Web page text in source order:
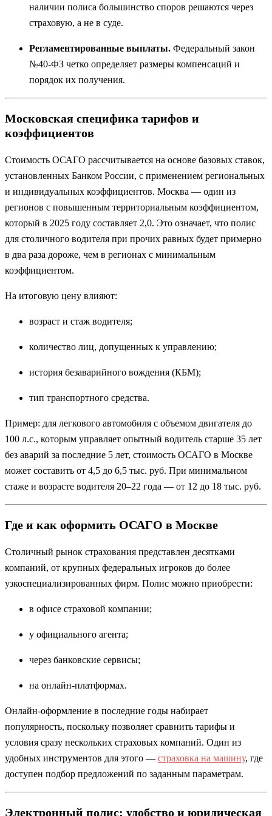
наличии полиса большинство споров решаются через
страховую, а не в суде.
Регламентированные выплаты. Федеральный закон
№40-ФЗ четко определяет размеры компенсаций и
порядок их получения.
Московская специфика тарифов и
коэффициентов
Стоимость ОСАГО рассчитывается на основе базовых ставок,
установленных Банком России, с применением региональных
и индивидуальных коэффициентов. Москва — один из
регионов с повышенным территориальным коэффициентом,
который в 2025 году составляет 2,0. Это означает, что полис
для столичного водителя при прочих равных будет примерно
в два раза дороже, чем в регионах с минимальным
коэффициентом.
На итоговую цену влияют:
возраст и стаж водителя;
количество лиц, допущенных к управлению;
история безаварийного вождения (КБМ);
тип транспортного средства.
Пример: для легкового автомобиля с объемом двигателя до
100 л.с., которым управляет опытный водитель старше 35 лет
без аварий за последние 5 лет, стоимость ОСАГО в Москве
может составить от 4,5 до 6,5 тыс. руб. При минимальном
стаже и возрасте водителя 20–22 года — от 12 до 18 тыс. руб.
Где и как оформить ОСАГО в Москве
Столичный рынок страхования представлен десятками
компаний, от крупных федеральных игроков до более
узкоспециализированных фирм. Полис можно приобрести:
в офисе страховой компании;
у официального агента;
через банковские сервисы;
на онлайн-платформах.
Онлайн-оформление в последние годы набирает
популярность, поскольку позволяет сравнить тарифы и
условия сразу нескольких страховых компаний. Один из
удобных инструментов для этого — страховка на машину, где
доступен подбор предложений по заданным параметрам.
Электронный полис: удобство и юридическая